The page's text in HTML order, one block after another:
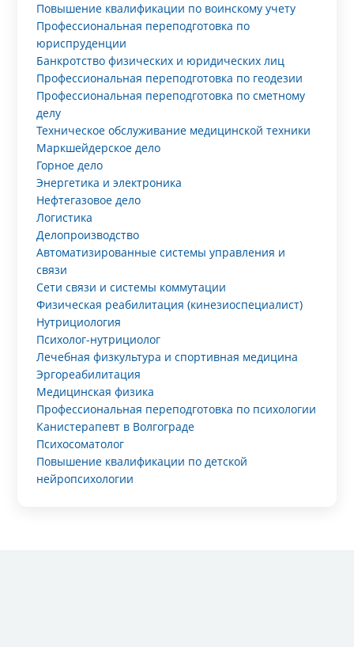
Повышение квалификации по воинскому учету
Профессиональная переподготовка по
юриспруденции
Банкротство физических и юридических лиц
Профессиональная переподготовка по геодезии
Профессиональная переподготовка по сметному
делу
Техническое обслуживание медицинской техники
Маркшейдерское дело
Горное дело
Энергетика и электроника
Нефтегазовое дело
Логистика
Делопроизводство
Автоматизированные системы управления и
связи
Сети связи и системы коммутации
Физическая реабилитация (кинезиоспециалист)
Нутрициология
Психолог-нутрициолог
Лечебная физкультура и спортивная медицина
Эргореабилитация
Медицинская физика
Профессиональная переподготовка по психологии
Канистерапевт в Волгограде
Психосоматолог
Повышение квалификации по детской
нейропсихологии